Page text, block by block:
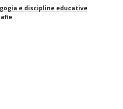
e discipline educative